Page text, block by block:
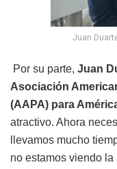
Juan
Por su parte, Juan
Asociación
(AAPA) para
atractivo. Ahora
llevamos mucho
no estamos viendo la